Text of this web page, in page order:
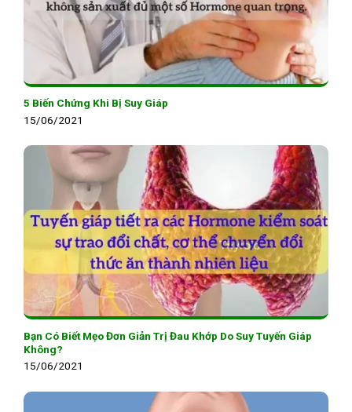
5 Biến Chứng Khi Bị Suy Giáp
15/06/2021
Bạn Có Biết Mẹo Đơn Giản Trị Đau Khớp Do Suy Tuyến Giáp
Không?
15/06/2021